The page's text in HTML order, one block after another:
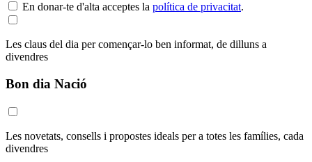
En donar-te d'alta acceptes la política de privacitat.
Les claus del dia per començar-lo ben informat, de dilluns a
divendres
Bon dia Nació
Les novetats, consells i propostes ideals per a totes les famílies, cada
divendres